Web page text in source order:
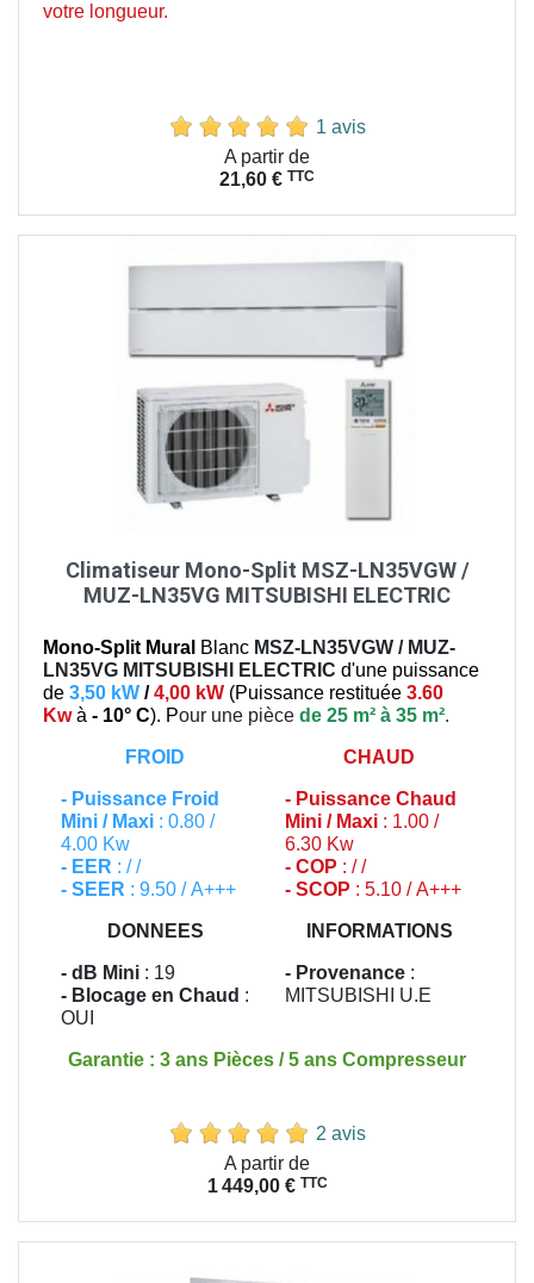
votre longueur.
1 avis
A partir de
21,60 € TTC
Climatiseur Mono-Split MSZ-LN35VGW /
MUZ-LN35VG MITSUBISHI ELECTRIC
Mono-Split Mural Blanc MSZ-LN35VGW / MUZ-
LN35VG MITSUBISHI ELECTRIC d'une puissance
de 3,50 kW /4,00 kW (Puissance restituée 3.60
Kwà - 10° C). Pour une pièce de 25 m² à 35 m².
FROID
- Puissance Froid
Mini / Maxi : 0.80 /
4.00 Kw
- EER : / /
- SEER : 9.50 / A+++
CHAUD
- Puissance Chaud
Mini / Maxi : 1.00 /
6.30 Kw
- COP : / /
- SCOP : 5.10 / A+++
DONNEES
- dB Mini : 19
- Blocage en Chaud :
OUI
INFORMATIONS
- Provenance :
MITSUBISHI U.E
Garantie : 3 ans Pièces / 5 ans Compresseur
2 avis
A partir de
1 449,00 € TTC